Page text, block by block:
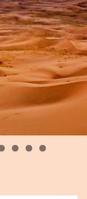
2 3 4
>